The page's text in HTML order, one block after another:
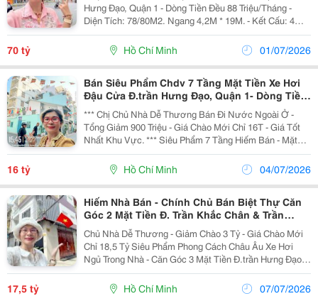
Hưng Đạo, Quận 1 - Dòng Tiền Đều 88 Triệu/Tháng -
Diện Tích: 78/80M2. Ngang 4,2M * 19M. - Kết Cấu: 4
Tầng. - Vị Trí Siêu Đắc Địa Ngay Phố Tây Bùi Viện - Vài
Bước Ra Chợ Bến Thành - Đường Hoa...
70 tỷ Hồ Chí Minh 01/07/2026
Bán Siêu Phẩm Chdv 7 Tầng Mặt Tiền Xe Hơi
Đậu Cửa Đ.trần Hưng Đạo, Quận 1- Dòng Tiền
60Tr/Th- Sh Vuông Đẹp- Giang Giang Chủ 1
*** Chị Chủ Nhà Dễ Thương Bán Đi Nước Ngoài Ở -
Tổng Giảm 900 Triệu - Giá Chào Mới Chỉ 16T - Giá Tốt
Nhất Khu Vực. *** Siêu Phẩm 7 Tầng Hiếm Bán - Mặt
Tiền Hẻm Xe Hơi Đ. Trần Hưng Đạo, Quận 1 - Dòng Tiền
Đều 60 Triệu/Tháng - 0938676685 Giang...
16 tỷ Hồ Chí Minh 04/07/2026
Hiếm Nhà Bán - Chính Chủ Bán Biệt Thự Căn
Góc 2 Mặt Tiền Đ. Trần Khắc Chân & Trần
Hưng Đạo, Quận 1 * Liên Hệ Giang Giang:
Chủ Nhà Dễ Thương - Giảm Chào 3 Tỷ - Giá Chào Mới
Chỉ 18,5 Tỷ Siêu Phẩm Phong Cách Châu Âu Xe Hơi
Ngủ Trong Nhà - Căn Góc 3 Mặt Tiền Đ.trần Hưng Đạo
&Amp; Nguyễn Cảnh Chân, Quận 1 - Hiếm Nhà Bán
Diện Tích: 37,4M/61,1M. Ngang 11,55M * 5,3M. Kết...
17,5 tỷ Hồ Chí Minh 07/07/2026